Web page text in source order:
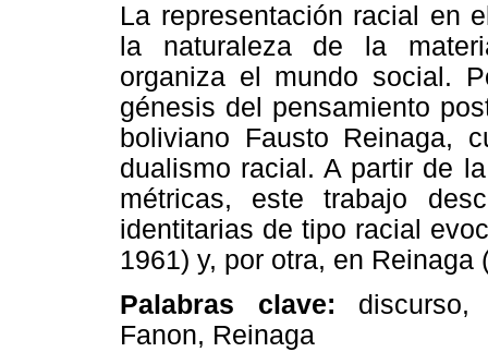
La representación racial en
la naturaleza de la
organiza el mundo social.
génesis del pensamiento
boliviano Fausto Reinaga,
dualismo racial. A partir de
métricas, este trabajo
identitarias de tipo racial
1961) y, por otra, en Reinaga
Palabras clave: discurso,
Fanon, Reinaga